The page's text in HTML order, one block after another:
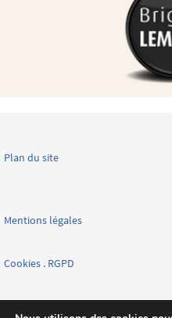
Plan du site
Mentions légales
Cookies . RGPD